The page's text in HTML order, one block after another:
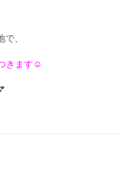
、
きます ☺️